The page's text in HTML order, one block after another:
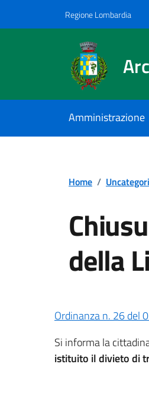
Regione Lombardia
Amministrazione
Home /
della
Ordinanza n. 26 del
Si informa la
istituito il divieto di